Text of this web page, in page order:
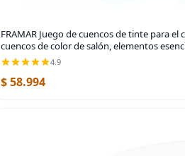
FRAMAR Juego de cuencos de tinte para
cuencos de color de salón, elementos
4.9
$ 58.994